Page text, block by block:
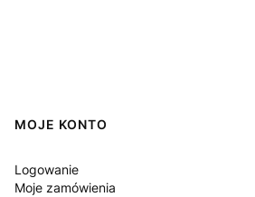
Linki w stopce
MOJE KONTO
Logowanie
Moje zamówienia